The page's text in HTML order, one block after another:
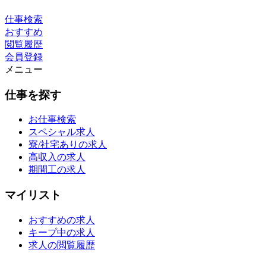
仕事検索
おすすめ
閲覧履歴
会員登録
メニュー
仕事を探す
お仕事検索
スペシャル求人
寮/社宅ありの求人
高収入の求人
期間工の求人
マイリスト
おすすめの求人
キープ中の求人
求人の閲覧履歴